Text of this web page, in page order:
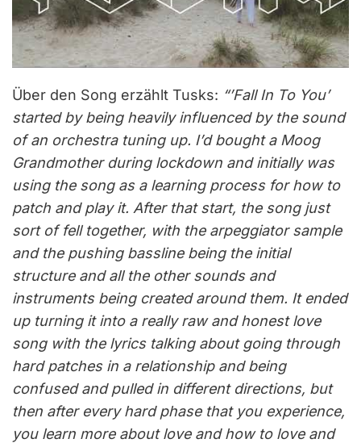
Über den Song erzählt Tusks: “’Fall In To You’
started by being heavily influenced by the sound
of an orchestra tuning up. I’d bought a Moog
Grandmother during lockdown and initially was
using the song as a learning process for how to
patch and play it. After that start, the song just
sort of fell together, with the arpeggiator sample
and the pushing bassline being the initial
structure and all the other sounds and
instruments being created around them. It ended
up turning it into a really raw and honest love
song with the lyrics talking about going through
hard patches in a relationship and being
confused and pulled in different directions, but
then after every hard phase that you experience,
you learn more about love and how to love and